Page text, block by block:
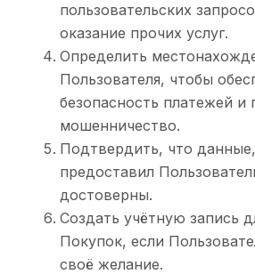
пользовательских
оказание прочих услуг.
Определить
Пользователя, чтобы
безопасность платежей и
мошенничество.
Подтвердить, что
предоставил
достоверны.
Создать учётную запись
Покупок, если
своё желание.